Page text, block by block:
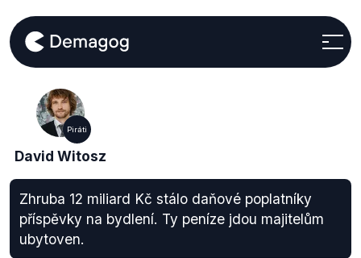
Piráti
David Witosz
Zhruba 12 miliard Kč stálo daňové poplatníky
příspěvky na bydlení. Ty peníze jdou majitelům
ubytoven.